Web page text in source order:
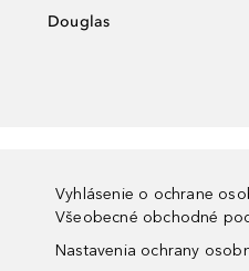
Douglas
Vyhlásenie o ochrane
Všeobecné obchodné
Nastavenia ochrany